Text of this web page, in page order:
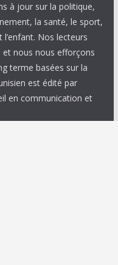
à jour sur la politique,
la santé, le sport,
Nos lecteurs
nous nous efforçons
terme basées sur la
est édité par
en communication et